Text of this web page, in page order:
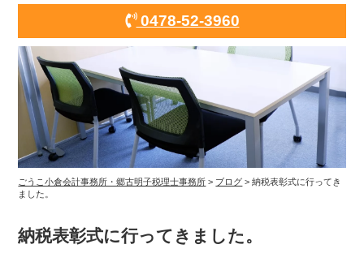
0478-52-3960
ごうこ小倉会計事務所・郷古明子税理士事務所 > ブログ >納税表彰式に行ってき
ました。
納税表彰式に行ってきました。